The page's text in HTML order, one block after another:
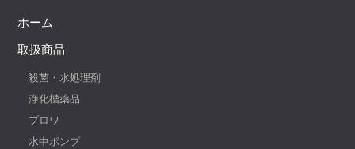
ホーム
取扱商品
殺菌・水処理剤
浄化槽薬品
ブロワ
水中ポンプ